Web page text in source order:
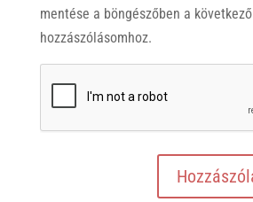
mentése a böngészőben a következő
hozzászólásomhoz.